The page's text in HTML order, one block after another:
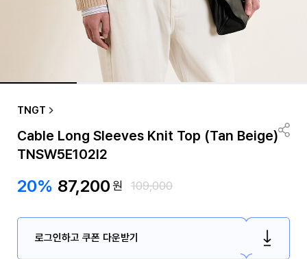
TNGT
Cable Long Sleeves Knit Top (Tan Beige)
TNSW5E102I2
20% 87,200원 109,000
로그인하고 쿠폰 다운받기